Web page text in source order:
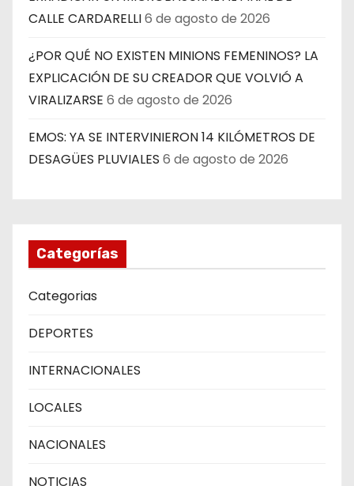
CALLE CARDARELLI6 de agosto de 2026
¿POR QUÉ NO EXISTEN MINIONS FEMENINOS? LA
EXPLICACIÓN DE SU CREADOR QUE VOLVIÓ A
VIRALIZARSE 6 de agosto de 2026
EMOS: YA SE INTERVINIERON 14 KILÓMETROS DE
DESAGÜES PLUVIALES 6 de agosto de 2026
Categorías
Categorias
DEPORTES
INTERNACIONALES
LOCALES
NACIONALES
NOTICIAS